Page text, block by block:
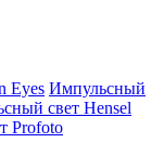
Eyes Импульсный
свет Hensel
Profoto